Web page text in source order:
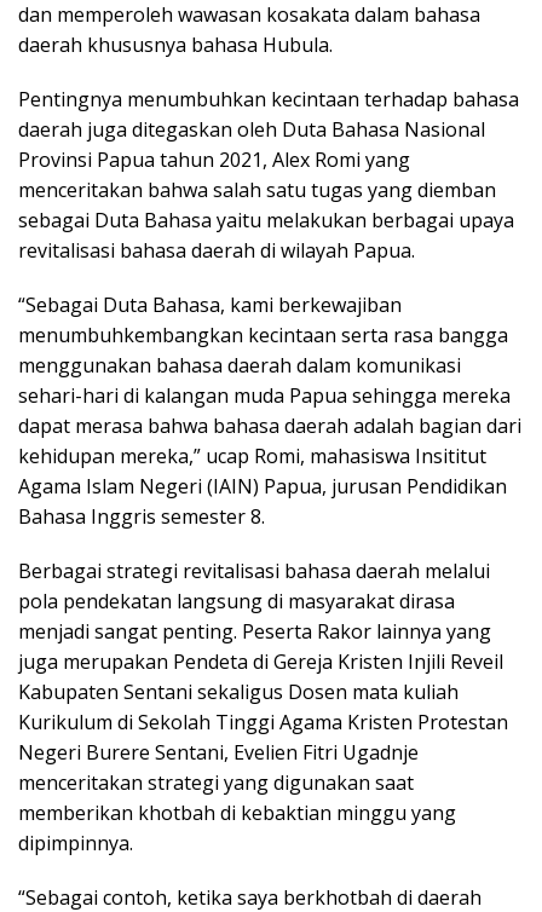
dan memperoleh wawasan kosakata dalam bahasa
daerah khususnya bahasa Hubula.
Pentingnya menumbuhkan kecintaan terhadap bahasa
daerah juga ditegaskan oleh Duta Bahasa Nasional
Provinsi Papua tahun 2021, Alex Romi yang
menceritakan bahwa salah satu tugas yang diemban
sebagai Duta Bahasa yaitu melakukan berbagai upaya
revitalisasi bahasa daerah di wilayah Papua.
“Sebagai Duta Bahasa, kami berkewajiban
menumbuhkembangkan kecintaan serta rasa bangga
menggunakan bahasa daerah dalam komunikasi
sehari-hari di kalangan muda Papua sehingga mereka
dapat merasa bahwa bahasa daerah adalah bagian dari
kehidupan mereka,” ucap Romi, mahasiswa Insititut
Agama Islam Negeri (IAIN) Papua, jurusan Pendidikan
Bahasa Inggris semester 8.
Berbagai strategi revitalisasi bahasa daerah melalui
pola pendekatan langsung di masyarakat dirasa
menjadi sangat penting. Peserta Rakor lainnya yang
juga merupakan Pendeta di Gereja Kristen Injili Reveil
Kabupaten Sentani sekaligus Dosen mata kuliah
Kurikulum di Sekolah Tinggi Agama Kristen Protestan
Negeri Burere Sentani, Evelien Fitri Ugadnje
menceritakan strategi yang digunakan saat
memberikan khotbah di kebaktian minggu yang
dipimpinnya.
“Sebagai contoh, ketika saya berkhotbah di daerah